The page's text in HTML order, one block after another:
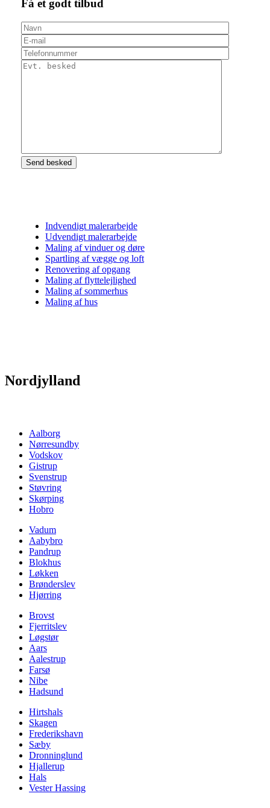
Få et godt tilbud
Indvendigt malerarbejde
Udvendigt malerarbejde
Maling af vinduer og døre
Spartling af vægge og loft
Renovering af opgang
Maling af flyttelejlighed
Maling af sommerhus
Maling af hus
Nordjylland
Aalborg
Nørresundby
Vodskov
Gistrup
Svenstrup
Støvring
Skørping
Hobro
Vadum
Aabybro
Pandrup
Blokhus
Løkken
Brønderslev
Hjørring
Brovst
Fjerritslev
Løgstør
Aars
Aalestrup
Farsø
Nibe
Hadsund
Hirtshals
Skagen
Frederikshavn
Sæby
Dronninglund
Hjallerup
Hals
Vester Hassing